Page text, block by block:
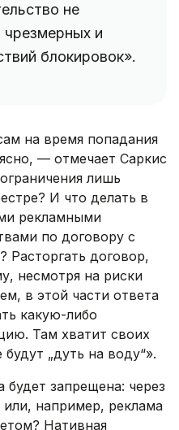
не
чрезмерных и
блокировок».
на время попадания
— отмечает Саркис
лишь
И что делать в
рекламными
по договору с
Расторгать договор,
несмотря на риски
в этой части ответа
какую-либо
Там хватит своих
„дуть на воду“».
будет запрещена: через
например, реклама
Нативная